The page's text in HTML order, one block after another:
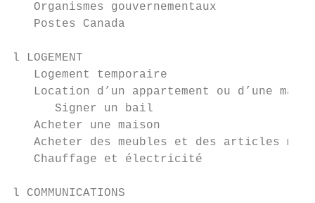
Organismes gouvernementaux
Postes Canada
l LOGEMENT
Logement temporaire
Location d’un appartement ou d’une
Signer un bail
Acheter une maison
Acheter des meubles et des articles
Chauffage et électricité
l COMMUNICATIONS